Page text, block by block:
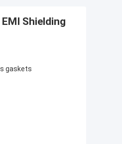
Shielding
gaskets